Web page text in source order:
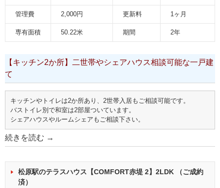
管理費 2,000円 更新料 1ヶ月
専有面積 50.22米 期間 2年
【キッチン2か所】二世帯やシェアハウス相談可能な一戸建
て
キッチンやトイレは2か所あり、2世帯入居もご相談可能です。
バストイレ別で和室は2部屋ついています。
シェアハウスやルームシェアもご相談下さい。
続きを読む →
松原駅のテラスハウス【COMFORT赤堤 2】2LDK （ご成約
済）